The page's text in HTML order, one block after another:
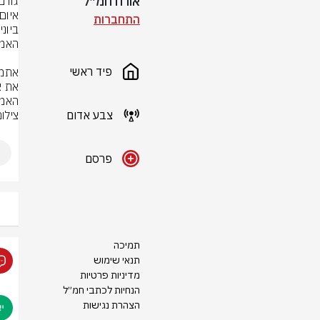
התחברות
פיד ראשי
צבע אדום
פרסם
תמיכה
תנאי שימוש
מדיניות פרטיות
הנחיות לכתבי חמ״ל
הצהרת נגישות